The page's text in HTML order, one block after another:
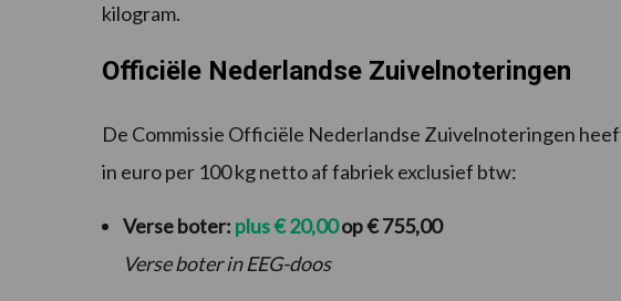
kilogram.
Officiële Nederlandse Zuivelnoteringen
De Commissie Officiële Nederlandse Zuivelnoteringen
in euro per 100 kg netto af fabriek exclusief btw:
Verse boter: plus € 20,00op € 755,00
Verse boter in EEG-doos